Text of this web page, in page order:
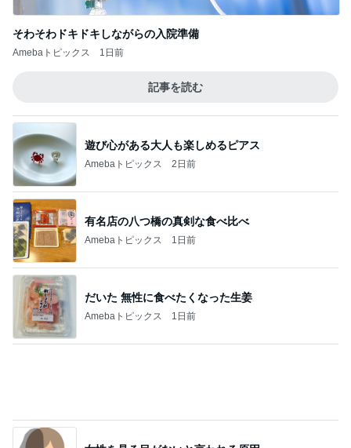
Amebaトピックス 13時間前
AIで救えたかもしれない義父の命
Amebaトピックス
古村比呂 8が並ぶ縁起の良い日
飛行機が高く子の念願のフェリー